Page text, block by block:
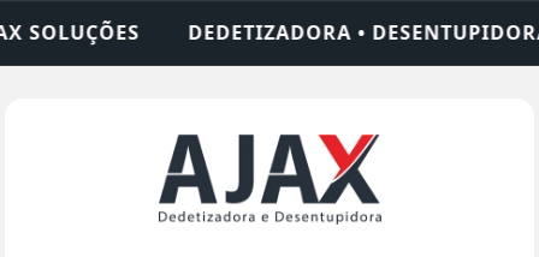
• DESENTUPIDORA • LIMPEZA DE FOSSA